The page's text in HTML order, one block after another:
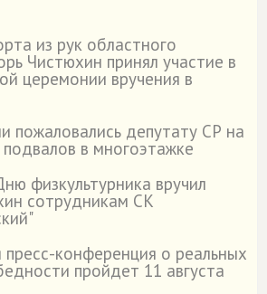
из рук областного
Чистюхин принял участие в
церемонии вручения в
пожаловались депутату СР на
в многоэтажке
физкультурника вручил
сотрудникам СК
пресс-конференция о реальных
пройдет 11 августа